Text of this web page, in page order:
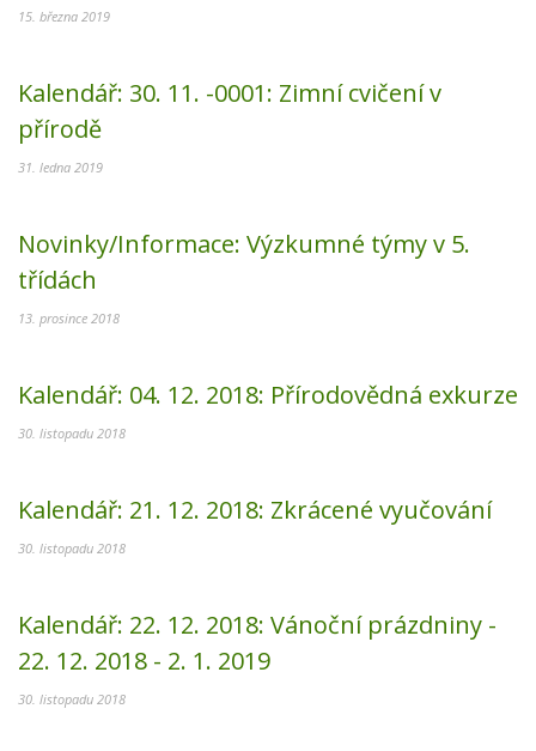
15. března 2019
Kalendář: 30. 11. -0001: Zimní cvičení v
přírodě
31. ledna 2019
Novinky/Informace: Výzkumné týmy v 5.
třídách
13. prosince 2018
Kalendář: 04. 12. 2018: Přírodovědná exkurze
30. listopadu 2018
Kalendář: 21. 12. 2018: Zkrácené vyučování
30. listopadu 2018
Kalendář: 22. 12. 2018: Vánoční prázdniny -
22. 12. 2018 - 2. 1. 2019
30. listopadu 2018